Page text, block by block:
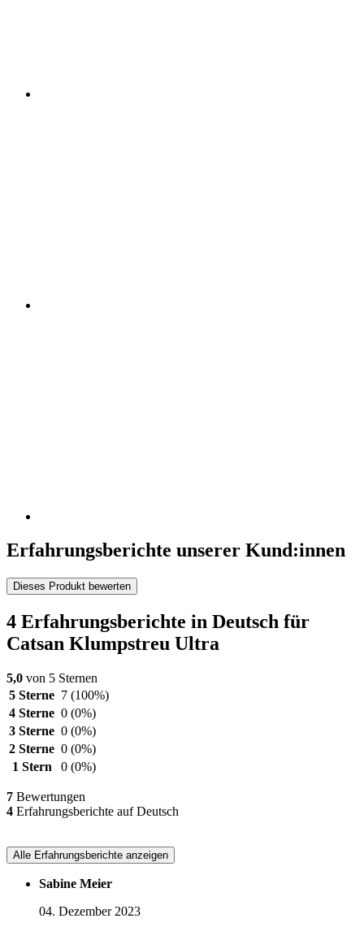
Erfahrungsberichte unserer Kund:innen
Dieses Produkt bewerten
4 Erfahrungsberichte in Deutsch für
Catsan Klumpstreu Ultra
5,0 von 5 Sternen
5 Sterne 7 (100%)
4 Sterne 0 (0%)
3 Sterne 0 (0%)
2 Sterne 0 (0%)
1 Stern
0 (0%)
7 Bewertungen
4 Erfahrungsberichte auf Deutsch
Alle Erfahrungsberichte anzeigen
Sabine Meier
04. Dezember 2023